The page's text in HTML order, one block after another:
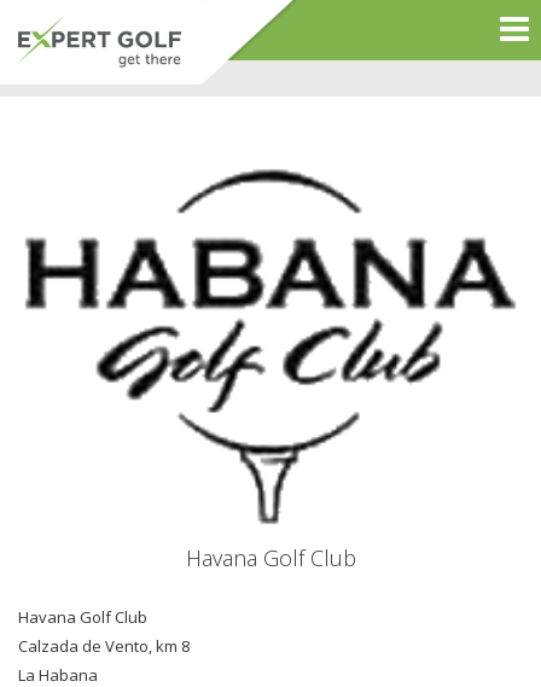
Havana Golf Club
Havana Golf Club
Calzada de Vento, km 8
La Habana